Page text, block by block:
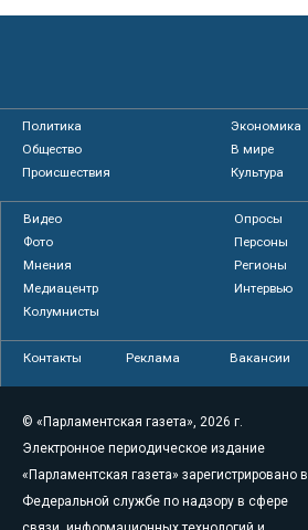
Политика
Экономика
Общество
В мире
Происшествия
Культура
Видео
Опросы
Фото
Персоны
Мнения
Регионы
Медиацентр
Интервью
Колумнисты
Контакты Реклама Вакансии
© «Парламентская газета», 2026 г.
Электронное периодическое издание
«Парламентская газета» зарегистрировано в
Федеральной службе по надзору в сфере